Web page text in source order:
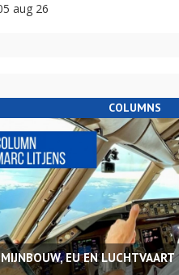
aug 26
COLUMNS
MIJNBOUW, EU EN LUCHTVAART